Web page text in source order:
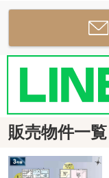
販売物件一覧